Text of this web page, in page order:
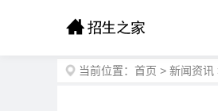
当前位置： 首页 > 新闻资讯